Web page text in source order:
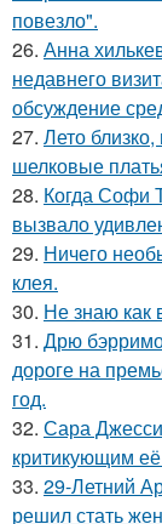
повезло".
26. Анна
недавнего
обсуждение
27. Лето
шелковые
28. Когда Софи
вызвало
29. Ничего
клея.
30. Не знаю как
31. Дрю
дороге на
год.
32. Сара
критикующим
33. 29-Летний
решил стать